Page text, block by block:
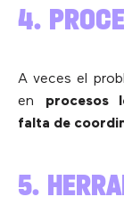
4.
A veces el
en procesos
falta de
5.